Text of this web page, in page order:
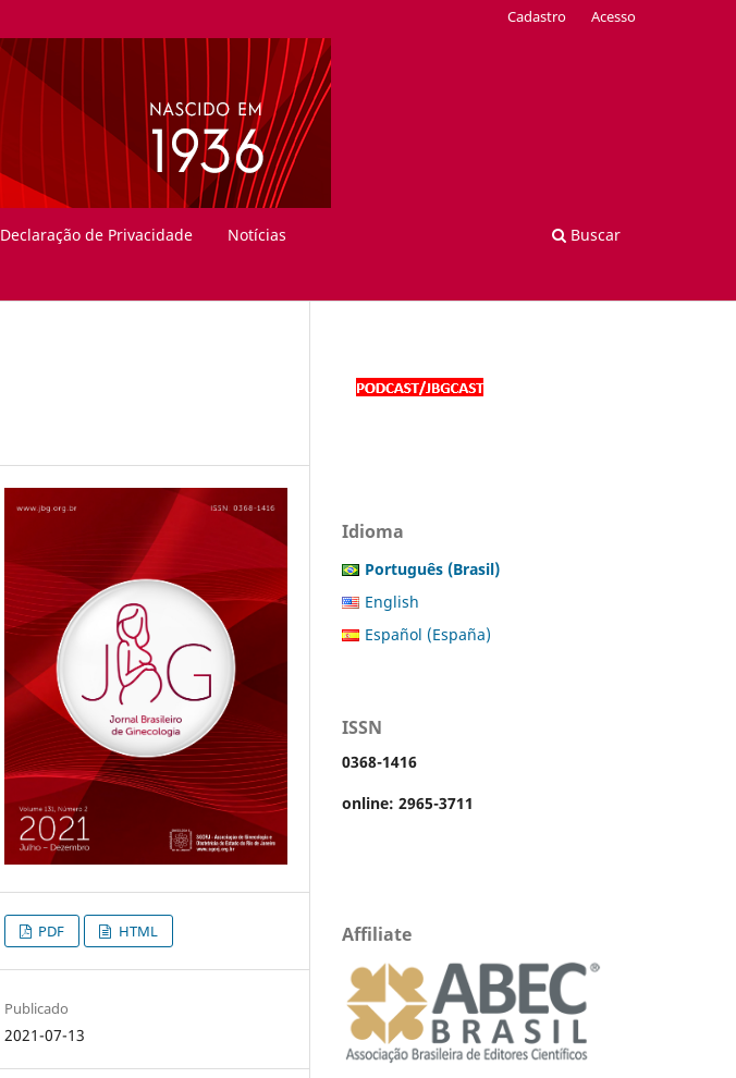
Declaração de Privacidade Notícias Buscar
Cadastro Acesso
PDF HTML
Publicado
2021-07-13
Idioma
Português (Brasil)
English
Español (España)
ISSN
0368-1416
online: 2965-3711
Affiliate